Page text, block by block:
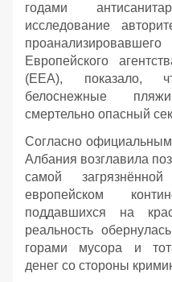
годами
исследование
Европейского
(EEA), показало,
белоснежные
смертельно опасный
Согласно
Албания возглавила
самой
европейском
поддавшихся на
реальность
горами мусора и
денег со стороны